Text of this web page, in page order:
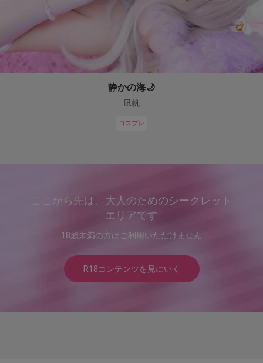
静かの海🌙
凪帆
コスプレ
ここから先は、大人のためのシークレット
エリアです
18歳未満の方はご利用いただけません
R18コンテンツを見にいく